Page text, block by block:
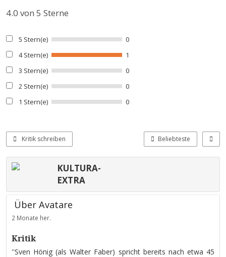
4.0 von 5 Sterne
5 Stern(e)
0
4 Stern(e)
1
3 Stern(e)
0
2 Stern(e)
0
1 Stern(e)
0
Kritik schreiben Beliebteste
KULTURA-
EXTRA
Über Avatare
2 Monate her.
Kritik
''Sven Hönig (als Walter Faber) spricht bereits nach etwa 45